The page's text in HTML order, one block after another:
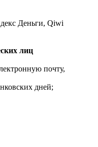
Деньги, Qiwi
лиц
почту,
дней;